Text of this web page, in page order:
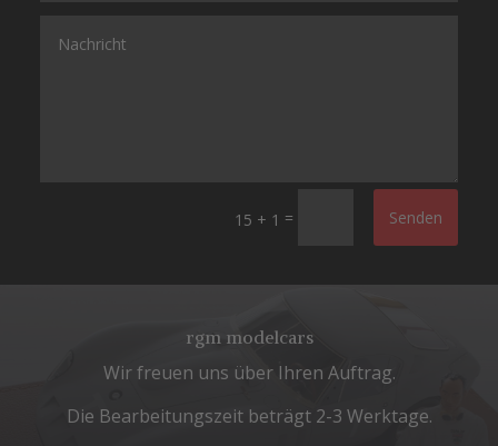
15 + 1 = Senden
rgm modelcars
Wir freuen uns über Ihren Auftrag.
Die Bearbeitungszeit beträgt 2-3 Werktage.